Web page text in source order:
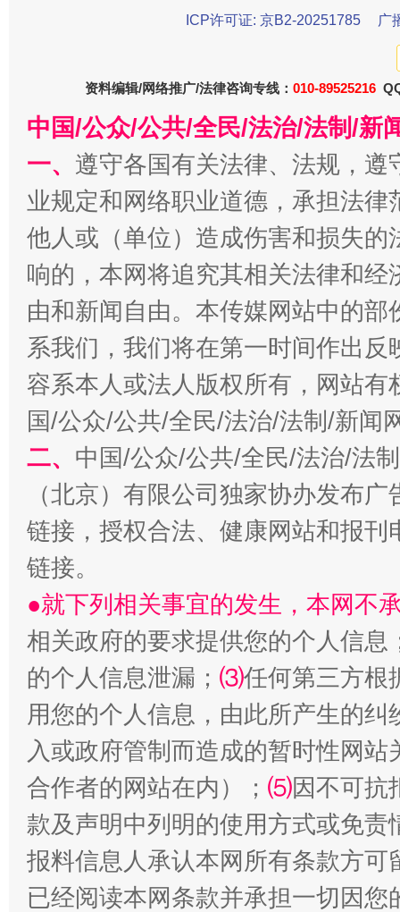
千年窑火 生生不息
揭开“小金库”的免责幌子
ICP许可证: 京B2-20251785 广
资料编辑/网络推广/法律咨询专线： 010-89525216
中国/公众/公共/全民/法治/法制/新
一、 遵守各国有关法律、法规，
业规定和网络职业道德，承担法
他人或（单位）造成伤害和损失
响的，本网将追究其相关法律和
由和新闻自由。本传媒网站中的
系我们，我们将在第一时间作出
容系本人或法人版权所有，网站
国/公众/公共/全民/法治/法制/新闻
二、 中国/公众/公共/全民/法治/法
（北京）有限公司独家协办发布
链接，授权合法、健康网站和报
链接。
●就下列相关事宜的发生，本网不
相关政府的要求提供您的个人信息
的个人信息泄漏； ⑶任何第三方根
用您的个人信息，由此所产生的纠
入或政府管制而造成的暂时性网
合作者的网站在内）； ⑸因不可抗
款及声明中列明的使用方式或免责
报料信息人承认本网所有条款方
已经阅读本网条款并承担一切因